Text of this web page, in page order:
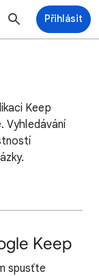
Přihlásit
Keep
Vyhledávání
Keep
spusťte